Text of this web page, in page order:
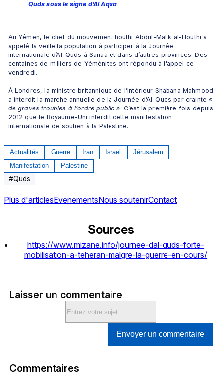
Quds sous le signe d’Al Aqsa
Au Yémen, le chef du mouvement houthi Abdul-Malik al-Houthi a
appelé la veille la population à participer à la Journée
internationale d’Al-Quds à Sanaa et dans d’autres provinces. Des
centaines de milliers de Yéménites ont répondu à l'appel ce
vendredi.
À Londres, la ministre britannique de l’Intérieur Shabana Mahmood
a interdit la marche annuelle de la Journée d’Al-Quds par crainte «
de graves troubles à l’ordre public ». C’est la première fois depuis
2012 que le Royaume-Uni interdit cette manifestation
internationale de soutien à la Palestine.
Actualités Guerre Iran Israël
Jérusalem
Manifestation
Palestine
#Quds
Plus d'articlesEvenementsNous soutenirContact
Sources
https://www.mizane.info/journee-dal-quds-forte-
mobilisation-a-teheran-malgre-la-guerre-en-cours/
Laisser un commentaire
Envoyer un commentaire
Commentaires